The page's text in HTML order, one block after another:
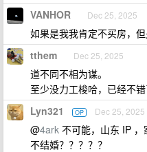
VANHOR Dec 25, 2025
如果是我我肯定不买房，但
tthem Dec 25, 2025
道不同不相为谋。
至少没力工梭哈，已经不
Lyn321 OP Dec 25, 2025
@4ark 不可能，山东 IP
不结婚？？？？？